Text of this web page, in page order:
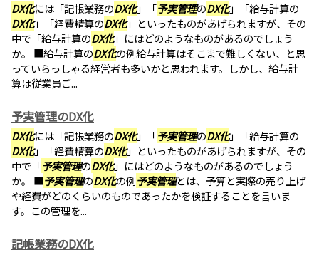
DX化には「記帳業務のDX化」「予実管理のDX化」「給与計算の
DX化」「経費精算のDX化」といったものがあげられますが、その
中で「給与計算のDX化」にはどのようなものがあるのでしょう
か。 ■給与計算のDX化の例給与計算はそこまで難しくない、と思
っていらっしゃる経営者も多いかと思われます。しかし、給与計
算は従業員ご...
予実管理のDX化
DX化には「記帳業務のDX化」「予実管理のDX化」「給与計算の
DX化」「経費精算のDX化」といったものがあげられますが、その
中で「予実管理のDX化」にはどのようなものがあるのでしょう
か。 ■予実管理のDX化の例予実管理とは、予算と実際の売り上げ
や経費がどのくらいのものであったかを検証することを言いま
す。この管理を...
記帳業務のDX化